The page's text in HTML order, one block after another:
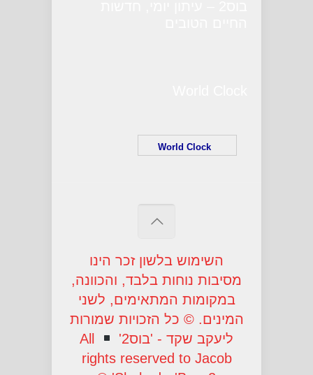
השימוש בלשון זכר הינו
מסיבות נוחות בלבד, והכוונה,
במקומות המתאימים, לשני
המינים.© כל הזכויות שמורות
ליעקב שקד - 'בוס2'
All
rights reserved to Jacob